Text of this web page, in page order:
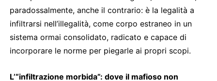
paradossalmente, anche il contrario: è la legalità a
infiltrarsi nell’illegalità, come corpo estraneo in un
sistema ormai consolidato, radicato e capace di
incorporare le norme per piegarle ai propri scopi.
L’“infiltrazione morbida”: dove il mafioso non